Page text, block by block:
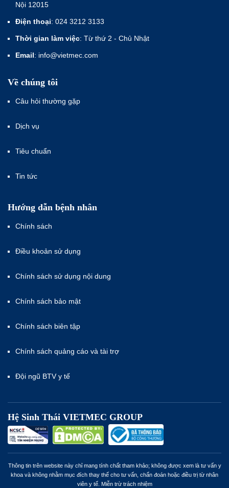
Nội 12015
Điện thoại: 024 3212 3133
Thời gian làm việc: Từ thứ 2 - Chủ Nhật
Email: info@vietmec.com
Về chúng tôi
Câu hỏi thường gặp
Dịch vụ
Tiêu chuẩn
Tin tức
Hướng dẫn bệnh nhân
Chính sách
Điều khoản sử dụng
Chính sách sử dụng nội dung
Chính sách bảo mật
Chính sách biên tập
Chính sách quảng cáo và tài trợ
Đội ngũ BTV y tế
Hệ Sinh Thái VIETMEC GROUP
Thông tin trên website này chỉ mang tính chất tham khảo; không được xem là tư vấn y
khoa và không nhằm mục đích thay thế cho tư vấn, chẩn đoán hoặc điều trị từ nhân
viên y tế. Miễn trừ trách nhiệm